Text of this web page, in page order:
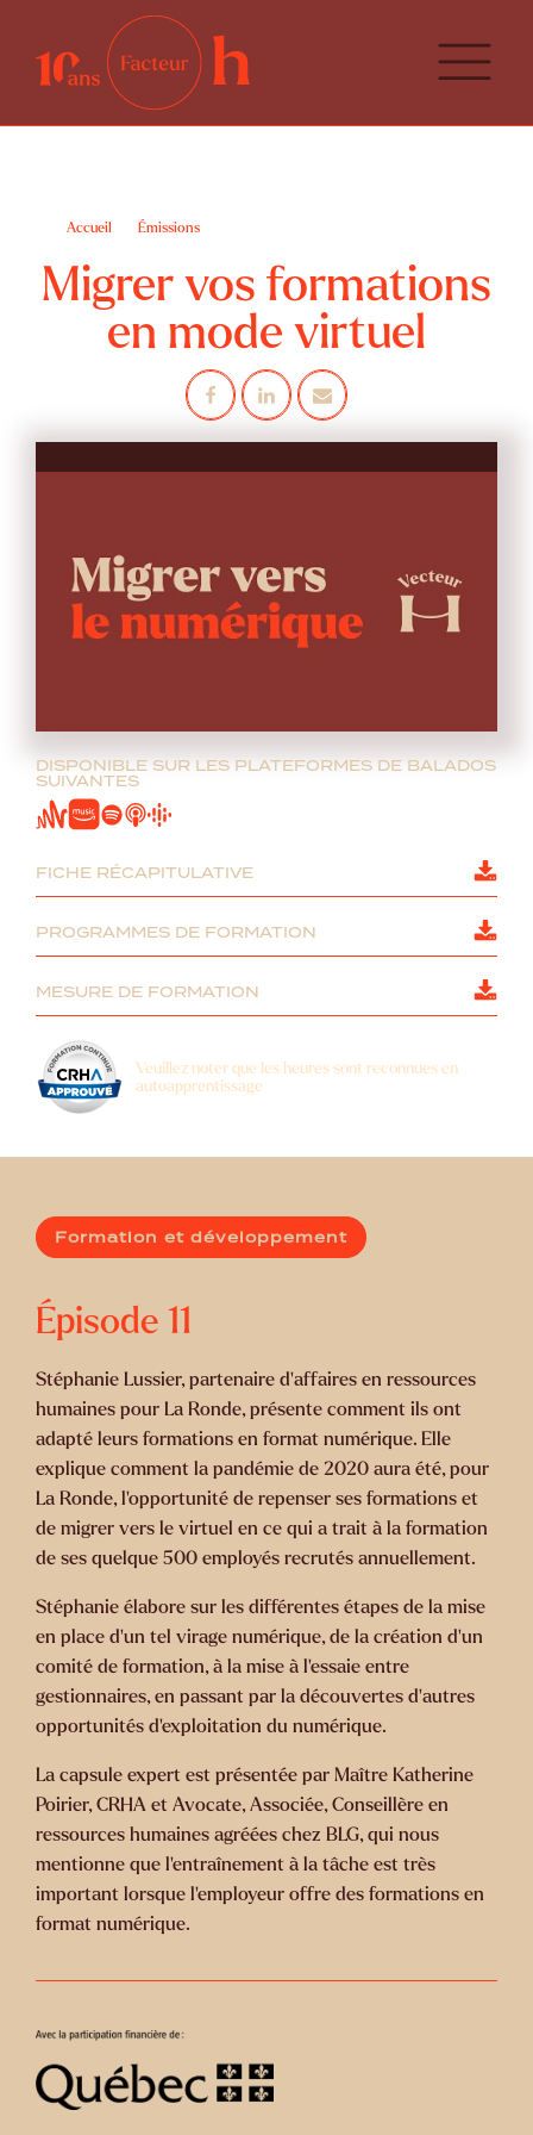
Accueil Émissions
Migrer vos formations
en mode virtuel
DISPONIBLE SUR LES PLATEFORMES DE BALADOS
SUIVANTES
FICHE RÉCAPITULATIVE
PROGRAMMES DE FORMATION
MESURE DE FORMATION
Veuillez noter que les heures sont reconnues en
autoapprentissage
Formation et développement
Épisode 11
Stéphanie Lussier, partenaire d'affaires en ressources
humaines pour La Ronde, présente comment ils ont
adapté leurs formations en format numérique. Elle
explique comment la pandémie de 2020 aura été, pour
La Ronde, l’opportunité de repenser ses formations et
de migrer vers le virtuel en ce qui a trait à la formation
de ses quelque 500 employés recrutés annuellement.
Stéphanie élabore sur les différentes étapes de la mise
en place d’un tel virage numérique, de la création d’un
comité de formation, à la mise à l’essaie entre
gestionnaires, en passant par la découvertes d’autres
opportunités d’exploitation du numérique.
La capsule expert est présentée par Maître Katherine
Poirier, CRHA et Avocate, Associée, Conseillère en
ressources humaines agréées chez BLG, qui nous
mentionne que l'entraînement à la tâche est très
important lorsque l’employeur offre des formations en
format numérique.